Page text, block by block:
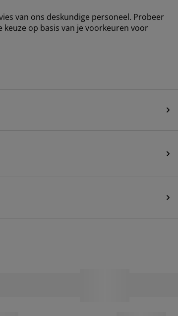
van ons deskundige personeel. Probeer
op basis van je voorkeuren voor